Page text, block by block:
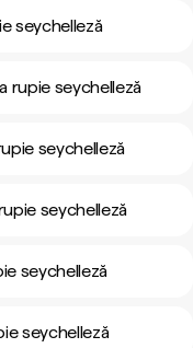
seychelleză
rupie seychelleză
seychelleză
seychelleză
seychelleză
seychelleză